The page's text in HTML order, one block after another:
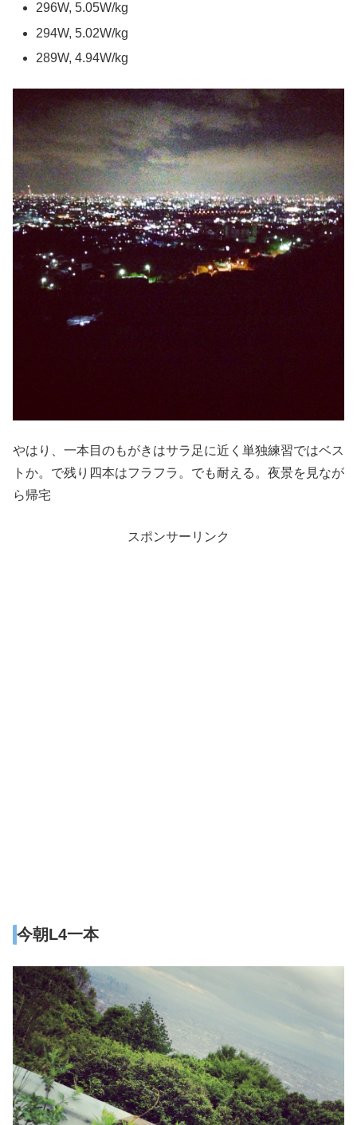
296W, 5.05W/kg
294W, 5.02W/kg
289W, 4.94W/kg
やはり、一本目のもがきはサラ足に近く単独練習ではベス
トか。で残り四本はフラフラ。でも耐える。夜景を見なが
ら帰宅
スポンサーリンク
今朝L4一本